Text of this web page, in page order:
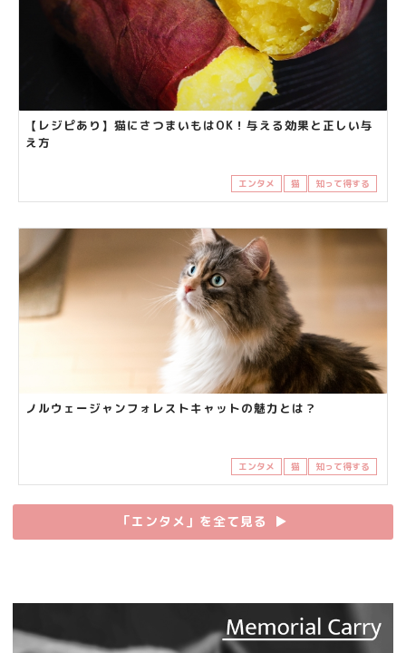
【レジピあり】猫にさつまいもはOK！与える効果と正しい与
え方
エンタメ 猫 知って得する
ノルウェージャンフォレストキャットの魅力とは？
エンタメ 猫 知って得する
「エンタメ」を全て見る ▶︎